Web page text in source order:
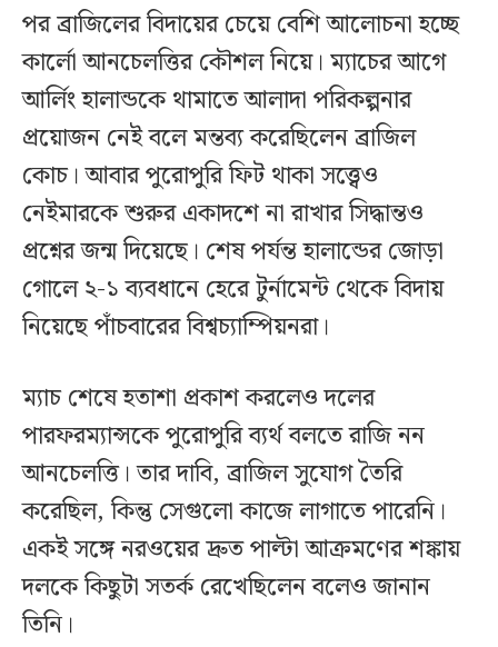
পর ব্রাজিলের বিদায়ের চেয়ে বেশি আলোচনা হচ্ছে
কার্লো আনচেলত্তির কৌশল নিয়ে। ম্যাচের আগে
আর্লিং হালান্ডকে থামাতে আলাদা পরিকল্পনার
প্রয়োজন নেই বলে মন্তব্য করেছিলেন ব্রাজিল
কোচ। আবার পুরোপুরি ফিট থাকা সত্ত্বেও
নেইমারকে শুরুর একাদশে না রাখার সিদ্ধান্তও
প্রশ্নের জন্ম দিয়েছে। শেষ পর্যন্ত হালান্ডের জোড়া
গোলে ২-১ ব্যবধানে হেরে টুর্নামেন্ট থেকে বিদায়
নিয়েছে পাঁচবারের বিশ্বচ্যাম্পিয়নরা।
ম্যাচ শেষে হতাশা প্রকাশ করলেও দলের
পারফরম্যান্সকে পুরোপুরি ব্যর্থ বলতে রাজি নন
আনচেলত্তি। তার দাবি, ব্রাজিল সুযোগ তৈরি
করেছিল, কিন্তু সেগুলো কাজে লাগাতে পারেনি।
একই সঙ্গে নরওয়ের দ্রুত পাল্টা আক্রমণের শঙ্কায়
দলকে কিছুটা সতর্ক রেখেছিলেন বলেও জানান
তিনি।